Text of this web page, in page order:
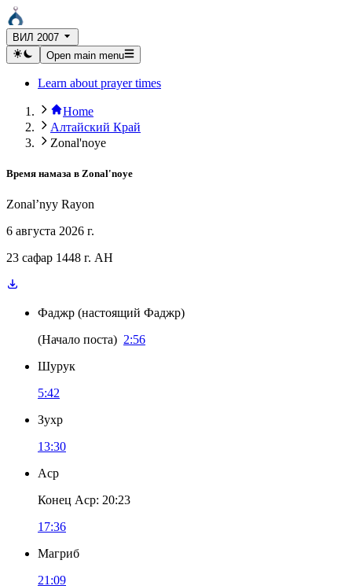
ВИЛ 2007
Open main menu
Learn about prayer times
Home
Алтайский Край
Zonal'noye
Время намаза в Zonal'noye
Zonal’nyy Rayon
6 августа 2026 г.
23 сафар 1448 г. AH
Фаджр (настоящий Фаджр)
(Начало поста) 2:56
Шурук
5:42
Зухр
13:30
Аср
Конец Аср: 20:23
17:36
Магриб
21:09